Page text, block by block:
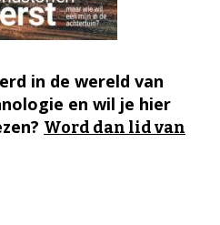
in de wereld van
en wil je hier
Word dan lid van